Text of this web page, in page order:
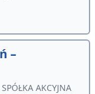
–
AKCYJNA